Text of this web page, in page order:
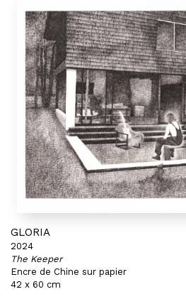
GLORIA
2024
The Keeper
Encre de Chine sur papier
42 x 60 cm